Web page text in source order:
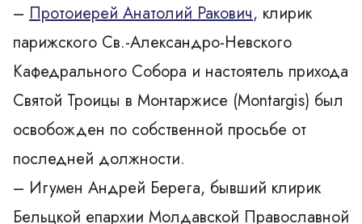
– Протоиерей Анатолий Ракович, клирик
парижского Св.-Александро-Невского
Кафедрального Собора и настоятель прихода
Святой Троицы в Монтаржисе (Montargis) был
освобожден по собственной просьбе от
последней должности.
– Игумен Андрей Берега, бывший клирик
Бельцкой епархии Молдавской Православной